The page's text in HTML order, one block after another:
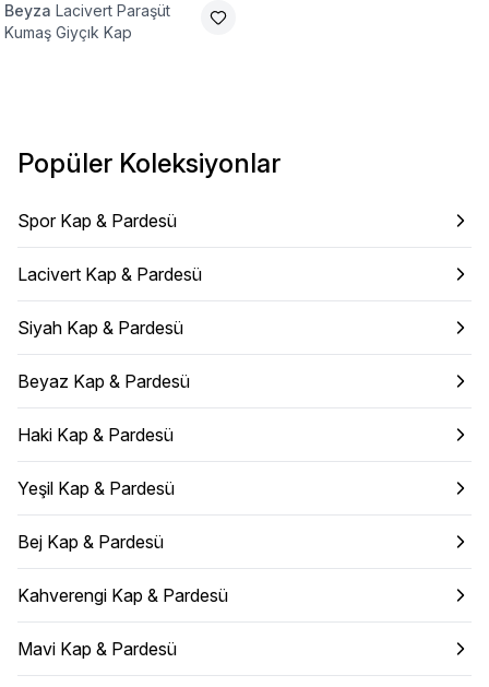
Beyza Lacivert Paraşüt
Kumaş Giyçık Kap
Popüler Koleksiyonlar
Spor Kap & Pardesü
Lacivert Kap & Pardesü
Siyah Kap & Pardesü
Beyaz Kap & Pardesü
Haki Kap & Pardesü
Yeşil Kap & Pardesü
Bej Kap & Pardesü
Kahverengi Kap & Pardesü
Mavi Kap & Pardesü